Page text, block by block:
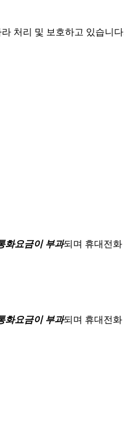
처리 및 보호하고 있습니
화요금이 부과되며 휴대전
화요금이 부과되며 휴대전